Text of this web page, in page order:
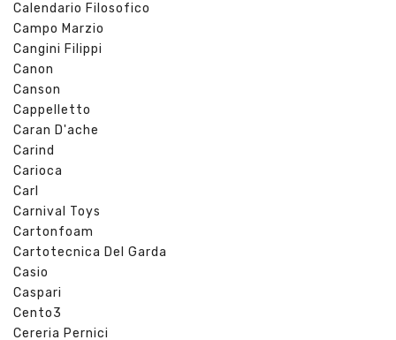
Calendario Filosofico
Campo Marzio
Cangini Filippi
Canon
Canson
Cappelletto
Caran D'ache
Carind
Carioca
Carl
Carnival Toys
Cartonfoam
Cartotecnica Del Garda
Casio
Caspari
Cento3
Cereria Pernici